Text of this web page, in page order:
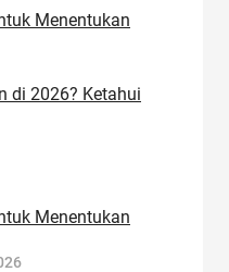
Menentukan
di 2026? Ketahui
Menentukan